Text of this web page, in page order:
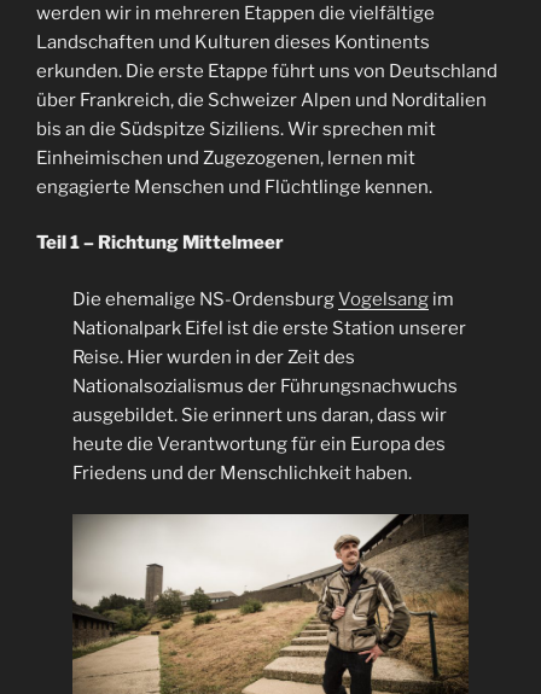
werden wir in mehreren Etappen die vielfältige
Landschaften und Kulturen dieses Kontinents
erkunden. Die erste Etappe führt uns von Deutschland
über Frankreich, die Schweizer Alpen und Norditalien
bis an die Südspitze Siziliens. Wir sprechen mit
Einheimischen und Zugezogenen, lernen mit
engagierte Menschen und Flüchtlinge kennen.
Teil 1 – Richtung Mittelmeer
Die ehemalige NS-OrdensburgVogelsang im
Nationalpark Eifel ist die erste Station unserer
Reise. Hier wurden in der Zeit des
Nationalsozialismus der Führungsnachwuchs
ausgebildet. Sie erinnert uns daran, dass wir
heute die Verantwortung für ein Europa des
Friedens und der Menschlichkeit haben.